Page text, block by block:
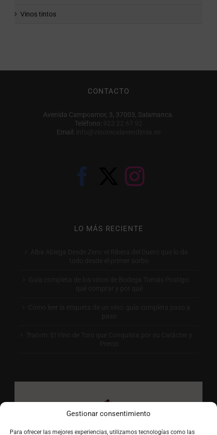
Gestionar consentimiento
Para ofrecer las mejores experiencias, utilizamos tecnologías como las
Vinos tintos
CONTACTO
Avenida Campoamor, 3, 37003, Salamanca.
Teléfono:
Email:
LO MÁS RECIENTE